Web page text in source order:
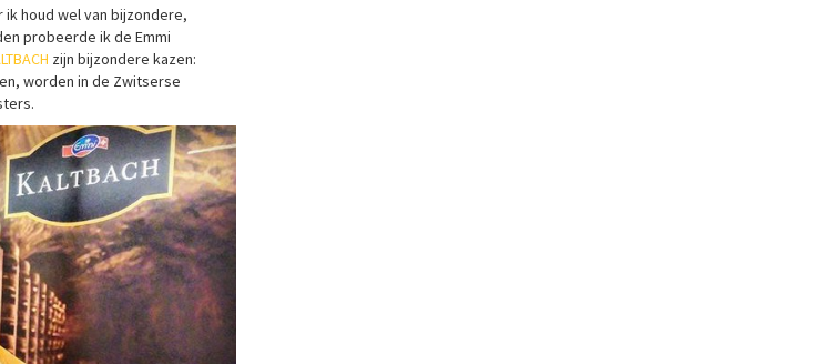
ik houd wel van bijzondere,
probeerde ik de Emmi
zijn bijzondere kazen:
worden in de Zwitserse